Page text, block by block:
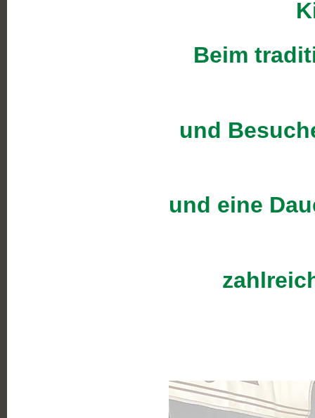
Beim
und
und eine